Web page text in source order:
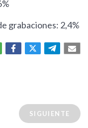
grabaciones: 2,4%
SIGUIENTE